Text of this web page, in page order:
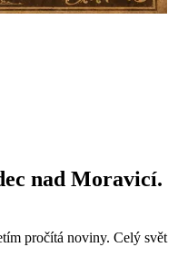
nad Moravicí.
pročítá noviny. Celý svět